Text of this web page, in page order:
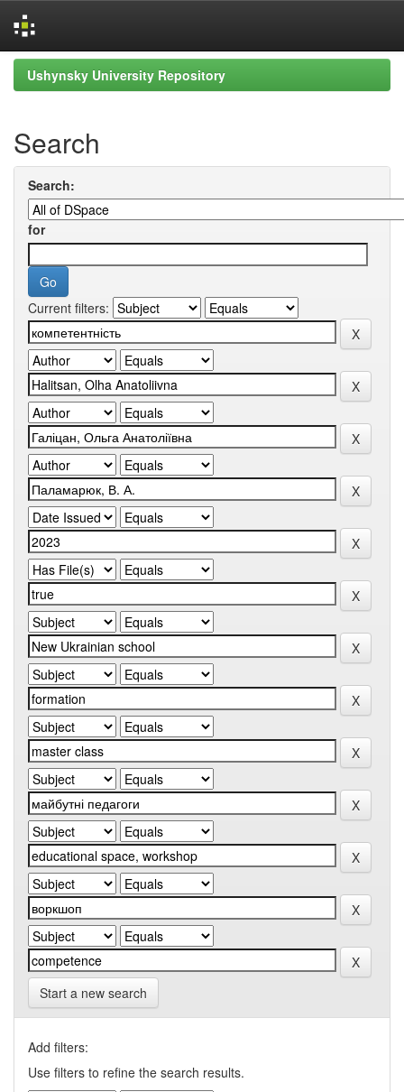
Skip
navigation
Ushynsky University Repository
Search
Search:
for
Current filters:
Start a new search
Add filters:
Use filters to refine the search results.